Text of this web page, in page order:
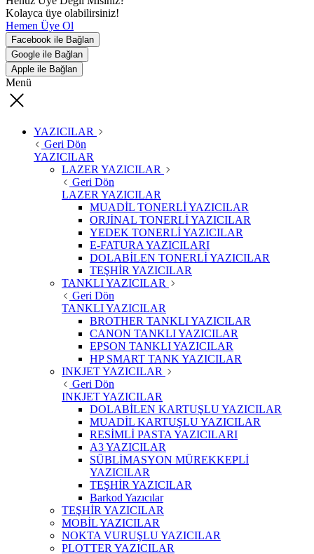
Kolayca üye olabilirsiniz!
Hemen Üye Ol
Facebook ile Bağlan
Google ile Bağlan
Apple ile Bağlan
Menü
YAZICILAR
Geri Dön
YAZICILAR
LAZER YAZICILAR
Geri Dön
LAZER YAZICILAR
MUADİL TONERLİ YAZICILAR
ORJİNAL TONERLİ YAZICILAR
YEDEK TONERLİ YAZICILAR
E-FATURA YAZICILARI
DOLABİLEN TONERLİ YAZICILAR
TEŞHİR YAZICILAR
TANKLI YAZICILAR
Geri Dön
TANKLI YAZICILAR
BROTHER TANKLI YAZICILAR
CANON TANKLI YAZICILAR
EPSON TANKLI YAZICILAR
HP SMART TANK YAZICILAR
INKJET YAZICILAR
Geri Dön
INKJET YAZICILAR
DOLABİLEN KARTUŞLU YAZICILAR
MUADİL KARTUŞLU YAZICILAR
RESİMLİ PASTA YAZICILARI
A3 YAZICILAR
SÜBLİMASYON MÜREKKEPLİ
YAZICILAR
TEŞHİR YAZICILAR
Barkod Yazıcılar
TEŞHİR YAZICILAR
MOBİL YAZICILAR
NOKTA VURUŞLU YAZICILAR
PLOTTER YAZICILAR